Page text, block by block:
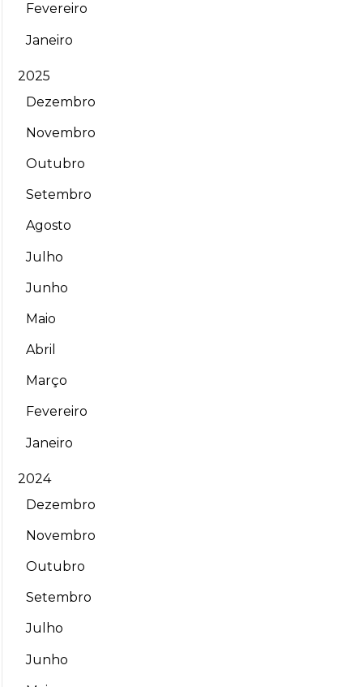
Fevereiro
Janeiro
2025
Dezembro
Novembro
Outubro
Setembro
Agosto
Julho
Junho
Maio
Abril
Março
Fevereiro
Janeiro
2024
Dezembro
Novembro
Outubro
Setembro
Julho
Junho